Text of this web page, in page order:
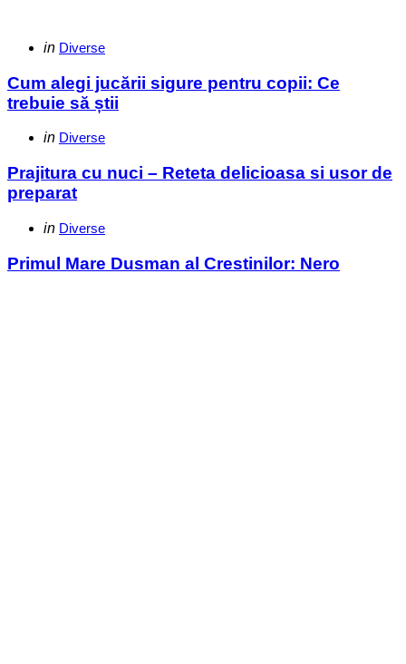
Categories
Posted
in Diverse
Cum alegi jucării sigure pentru copii: Ce
trebuie să știi
Categories
Posted
in Diverse
Prajitura cu nuci – Reteta delicioasa si usor de
preparat
Categories
Posted
in Diverse
Primul Mare Dusman al Crestinilor: Nero